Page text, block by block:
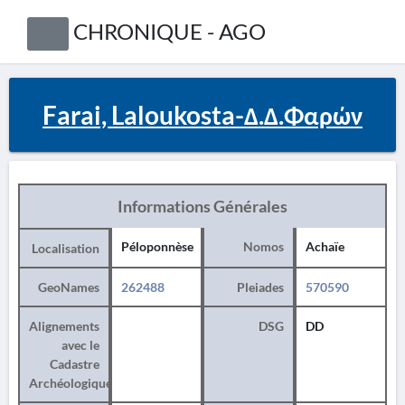
CHRONIQUE - AGO
Farai, Laloukosta-Δ.Δ.Φαρών
Informations Générales
Localisation Péloponnèse Nomos Achaïe
GeoNames 262488 Pleiades 570590
Alignements
avec le
Cadastre
Archéologique
DSG DD